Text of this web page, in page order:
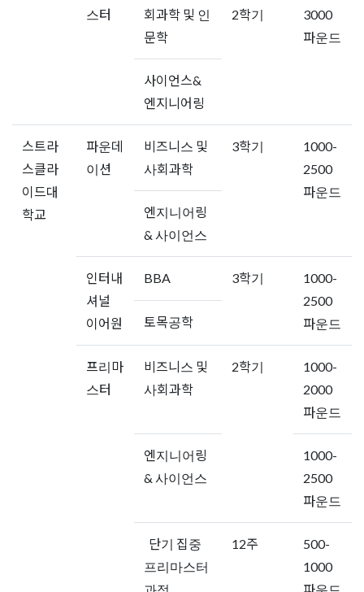
스터
회과학 및 인
문학
2학기
3000
파운드
사이언스&
엔지니어링
스트라
스클라
이드대
학교
파운데
이션
비즈니스 및
사회과학
3학기
1000-
2500
파운드
엔지니어링
& 사이언스
인터내
셔널
이어원
BBA 3학기
1000-
2500
파운드
토목공학
프리마
스터
비즈니스 및
사회과학
2학기
1000-
2000
파운드
엔지니어링
& 사이언스
1000-
2500
파운드
단기 집중
프리마스터
12주
500-
1000